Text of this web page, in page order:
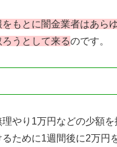
もとに闇金業者はあら
うとして来るのです。
やり1万円などの少額を
るために1週間後に2万円